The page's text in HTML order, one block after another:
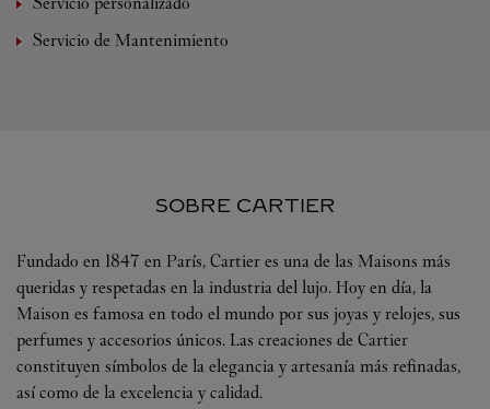
Servicio de Mantenimiento
SOBRE CARTIER
Fundado en 1847 en París, Cartier es una de las Maisons más
queridas y respetadas en la industria del lujo. Hoy en día, la
Maison es famosa en todo el mundo por sus joyas y relojes, sus
perfumes y accesorios únicos. Las creaciones de Cartier
constituyen símbolos de la elegancia y artesanía más refinadas,
así como de la excelencia y calidad.